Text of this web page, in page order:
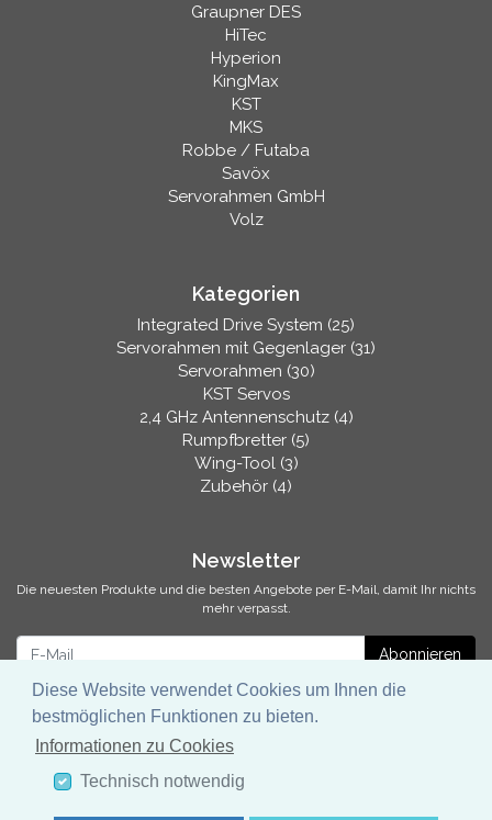
Graupner DES
HiTec
Hyperion
KingMax
KST
MKS
Robbe / Futaba
Savöx
Servorahmen GmbH
Volz
Kategorien
Integrated Drive System (25)
Servorahmen mit Gegenlager (31)
Servorahmen (30)
KST Servos
2,4 GHz Antennenschutz (4)
Rumpfbretter (5)
Wing-Tool (3)
Zubehör (4)
Newsletter
Die neuesten Produkte und die besten Angebote per E-Mail, damit Ihr nichts
mehr verpasst.
Abonnieren
Diese Website verwendet Cookies um Ihnen die
bestmöglichen Funktionen zu bieten.
Informationen zu Cookies
Technisch notwendig